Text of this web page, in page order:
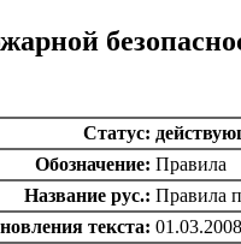
Статус:
Обозначение: Правила
Название рус.: Правила
текста: 01.03.2008